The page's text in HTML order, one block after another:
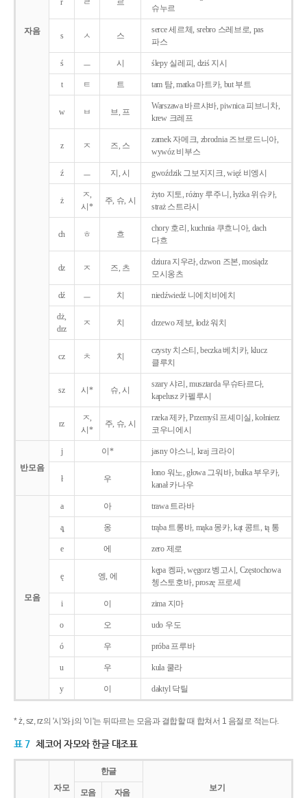
자음
r ㄹ 르
슈누르
s ㅅ 스
serce 세르체, srebro 스레브로, pas
파스
ś ㅡ 시 ślepy 실레피, dziś 지시
t ㅌ 트 tam 탐, matka 마트카, but 부트
w ㅂ 브, 프
Warszawa 바르샤바, piwnica 피브니차,
krew 크레프
z ㅈ 즈, 스
zamek 자메크, zbrodnia 즈브로드니아,
wywóz 비부스
ź ㅡ 지, 시 gwoździk 그보지지크, więź 비엥시
ż
ㅈ,
시*
주, 슈, 시
żyto 지토, różny 루주니, łyżka 위슈카,
straż 스트라시
ch ㅎ 흐
chory 호리, kuchnia 쿠흐니아, dach
다흐
dz ㅈ 즈, 츠
dziura 지우라, dzwon 즈본, mosiądz
모시옹츠
dź ㅡ 치 niedźwiedź 니에치비에치
dż,
drz
ㅈ 치 drzewo 제보, łodż 워치
cz ㅊ 치
czysty 치스티, beczka 베치카, klucz
클루치
sz 시* 슈, 시
szary 샤리, musztarda 무슈타르다,
kapelusz 카펠루시
rz
ㅈ,
시*
주, 슈, 시
rzeka 제카, Przemyśl 프셰미실, kołnierz
코우니에시
반모음
j 이* jasny 야스니, kraj 크라이
ł 우
łono 워노, głowa 그워바, bułka 부우카,
kanał 카나우
모음
a 아 trawa 트라바
ą̨ 옹 trąba 트롱바, mąka 몽카, kąt 콩트, tą 통
e 에 zero 제로
ę 엥, 에
kępa 켕파, węgorz 벵고시, Częstochowa
쳉스토호바, proszę 프로셰
i 이 zima 지마
o 오 udo 우도
ó 우 próba 프루바
u 우 kula 쿨라
y 이 daktyl 닥틸
* ż, sz, rz의 '시'와 j의 '이'는 뒤따르는 모음과 결합할 때 합쳐서 1 음절로 적는다.
표 7 체코어 자모와 한글 대조표
자모
한글
보기
모음
자음